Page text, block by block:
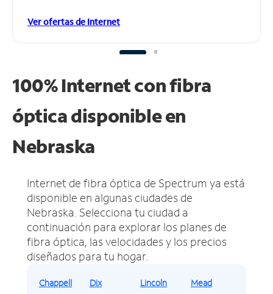
Ver ofertas de Internet
100% Internet con fibra
óptica disponible en
Nebraska
Internet de fibra óptica de Spectrum ya está
disponible en algunas ciudades de
Nebraska. Selecciona tu ciudad a
continuación para explorar los planes de
fibra óptica, las velocidades y los precios
diseñados para tu hogar.
Chappell
Dix
Lincoln
Mead